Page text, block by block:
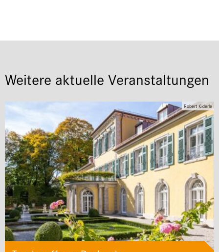
Weitere aktuelle Veranstaltungen
Robert Kiderle